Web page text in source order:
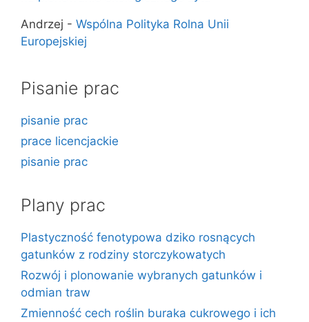
Andrzej - Wspólna Polityka Rolna Unii
Europejskiej
Pisanie prac
pisanie prac
prace licencjackie
pisanie prac
Plany prac
Plastyczność fenotypowa dziko rosnących
gatunków z rodziny storczykowatych
Rozwój i plonowanie wybranych gatunków i
odmian traw
Zmienność cech roślin buraka cukrowego i ich